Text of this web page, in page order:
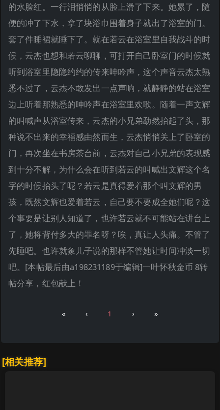
的水脸红。一行泪悄悄的从脸上滑了下来。她累了，随
便的冲了下水，拿了块浴巾围着身子就出了浴室的门。
套了件睡裙就睡下了。就在若云在浴室里自我战斗的时
候，云杰也想和若云聊聊，可打开自己卧室门的时候就
听到浴室里隐隐约约的传来呻吟声，这个声音云杰太熟
悉不过了，云杰不敢发出一点声响，就静静的站在浴室
边上听着那熟悉的呻吟声在浴室里欢歌。随着一声文辉
的叫喊声从浴室传来，云杰的小兄弟勐然抬起了头，那
种说不出来的幸福感由然而生，云杰悄悄关上了卧室的
门，再次坐在书房茶台前，云杰对自己小兄弟的表现感
到十分不解，为什么会在听到若云的叫喊出文辉这个名
字的时候抬头了呢？若云是真得爱着那个叫文辉的男
孩，既然文辉也爱着若云，自己要不要成全她们呢？这
个事要是让别人知道了，也许若云就不可能站在讲台上
了，她将背付多大的罪名呀？唉，真让人头痛。不管了
先睡吧。也许就象儿子说的那样不管她让时间冲淡一切
吧。[本帖最后由a198231189于编辑]一叶怀秋金币 8转
帖分享，红包献上！
« ‹ 1 › »
[相关推荐]